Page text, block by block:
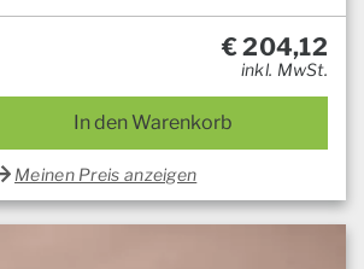
€204,12
inkl. MwSt.
In den Warenkorb
Meinen Preis anzeigen